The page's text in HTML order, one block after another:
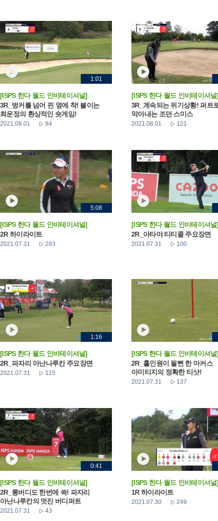
1:01
[ISPS 한다 월드 인비테이셔널]
3R_벙커를 넘어 핀 옆에 착! 붙이는
최운정의 환상적인 숏게임!
2021.08.01 84
[ISPS 한다 월드 인비테이셔
3R_계속되는 위기상황! 퍼트
막아내는 조던 스미스
2021.08.01 121
5:08
[ISPS 한다 월드 인비테이셔널]
2R 하이라이트
2021.07.31 283
[ISPS 한다 월드 인비테이셔
2R_아타야 티티쿨 주요장면
2021.07.31 100
1:16
[ISPS 한다 월드 인비테이셔널]
2R_파자리 아난나루칸 주요장면
2021.07.31 115
[ISPS 한다 월드 인비테이셔
2R_홀인원이 될뻔 한 마커스
아미티지의 정확한 티샷!
2021.07.31 137
0:41
[ISPS 한다 월드 인비테이셔널]
2R_롱버디도 한번에 쏙! 파자리
아난나루칸의 멋진 버디퍼트
2021.07.31 43
[ISPS 한다 월드 인비테이셔
1R 하이라이트
2021.07.30 249